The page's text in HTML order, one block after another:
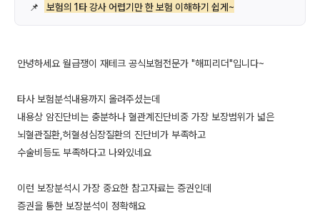
📌 보험의 1타 강사 어렵기만 한 보험 이해하기 쉽게~
안녕하세요 월급쟁이 재테크 공식보험전문가 "해피리더"입니다~
타사 보험분석내용까지 올려주셨는데
내용상 암진단비는 충분하나 혈관계진단비중 가장 보장범위가 넓은
뇌혈관질환,허혈성심장질환의 진단비가 부족하고
수술비등도 부족하다고 나와있네요
이런 보장분석시 가장 중요한 참고자료는 증권인데
증권을 통한 보장분석이 정확해요